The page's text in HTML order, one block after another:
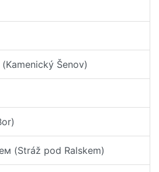
Šenov)
(Stráž pod Ralskem)